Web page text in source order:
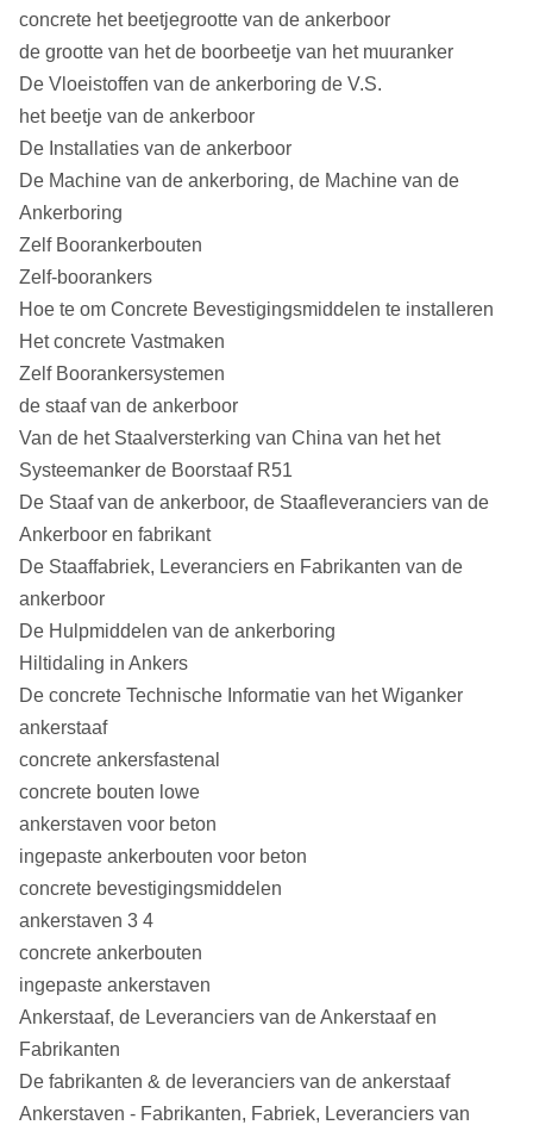
concrete het beetjegrootte van de ankerboor
de grootte van het de boorbeetje van het muuranker
De Vloeistoffen van de ankerboring de V.S.
het beetje van de ankerboor
De Installaties van de ankerboor
De Machine van de ankerboring, de Machine van de
Ankerboring
Zelf Boorankerbouten
Zelf-boorankers
Hoe te om Concrete Bevestigingsmiddelen te installeren
Het concrete Vastmaken
Zelf Boorankersystemen
de staaf van de ankerboor
Van de het Staalversterking van China van het het
Systeemanker de Boorstaaf R51
De Staaf van de ankerboor, de Staafleveranciers van de
Ankerboor en fabrikant
De Staaffabriek, Leveranciers en Fabrikanten van de
ankerboor
De Hulpmiddelen van de ankerboring
Hiltidaling in Ankers
De concrete Technische Informatie van het Wiganker
ankerstaaf
concrete ankersfastenal
concrete bouten lowe
ankerstaven voor beton
ingepaste ankerbouten voor beton
concrete bevestigingsmiddelen
ankerstaven 3 4
concrete ankerbouten
ingepaste ankerstaven
Ankerstaaf, de Leveranciers van de Ankerstaaf en
Fabrikanten
De fabrikanten & de leveranciers van de ankerstaaf
Ankerstaven - Fabrikanten, Fabriek, Leveranciers van